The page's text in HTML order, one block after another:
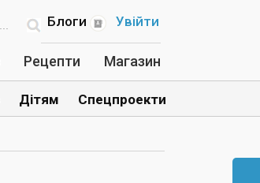
Увійти
Блоги
Рецепти Магазин
Дітям Спецпроекти